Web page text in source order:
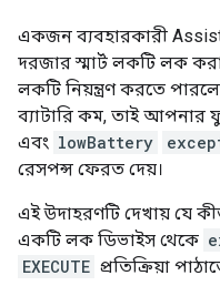
একজন ব্যবহারকারী
দরজার স্মার্ট লকটি লক
লকটি নিয়ন্ত্রণ করতে
ব্যাটারি কম, তাই আপনার
এবং lowBattery
রেসপন্স ফেরত দেয়।
এই উদাহরণটি দেখায় যে
একটি লক ডিভাইস থেকে
EXECUTE প্রতিক্রিয়া